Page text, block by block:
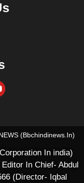
(bbchindinews.in)
In india)
In Chief- Abdul
(Director- Iqbal